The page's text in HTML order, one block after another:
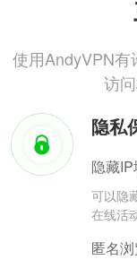
使用AndyVPN有
访
隐私
隐藏
可以隐
在线活
匿名